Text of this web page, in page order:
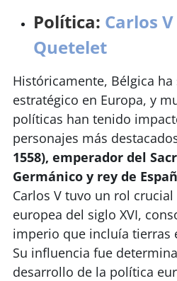
Política: Carlos
Quetelet
Históricamente, Bélgica
estratégico en Europa, y
políticas han tenido
personajes más
1558), emperador del
Germánico y rey de
Carlos V tuvo un rol
europea del siglo XVI,
imperio que incluía tierras
Su influencia fue
desarrollo de la política